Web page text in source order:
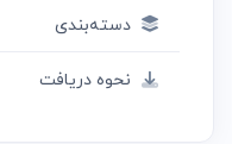
دسته‌بندی
نحوه دریافت